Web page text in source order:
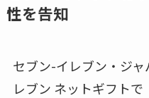
性を告知
セブン-イレブン・ジ
レブン ネットギフト